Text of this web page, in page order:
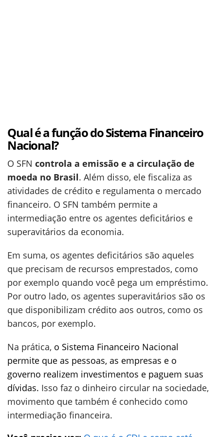
Qual é a função do Sistema Financeiro
Nacional?
O SFN controla a emissão e a circulação de
moeda no Brasil. Além disso, ele fiscaliza as
atividades de crédito e regulamenta o mercado
financeiro. O SFN também permite a
intermediação entre os agentes deficitários e
superavitários da economia.
Em suma, os agentes deficitários são aqueles
que precisam de recursos emprestados, como
por exemplo quando você pega um empréstimo.
Por outro lado, os agentes superavitários são os
que disponibilizam crédito aos outros, como os
bancos, por exemplo.
Na prática, o Sistema Financeiro Nacional
permite que as pessoas, as empresas e o
governo realizem investimentos e paguem suas
dívidas. Isso faz o dinheiro circular na sociedade,
movimento que também é conhecido como
intermediação financeira.